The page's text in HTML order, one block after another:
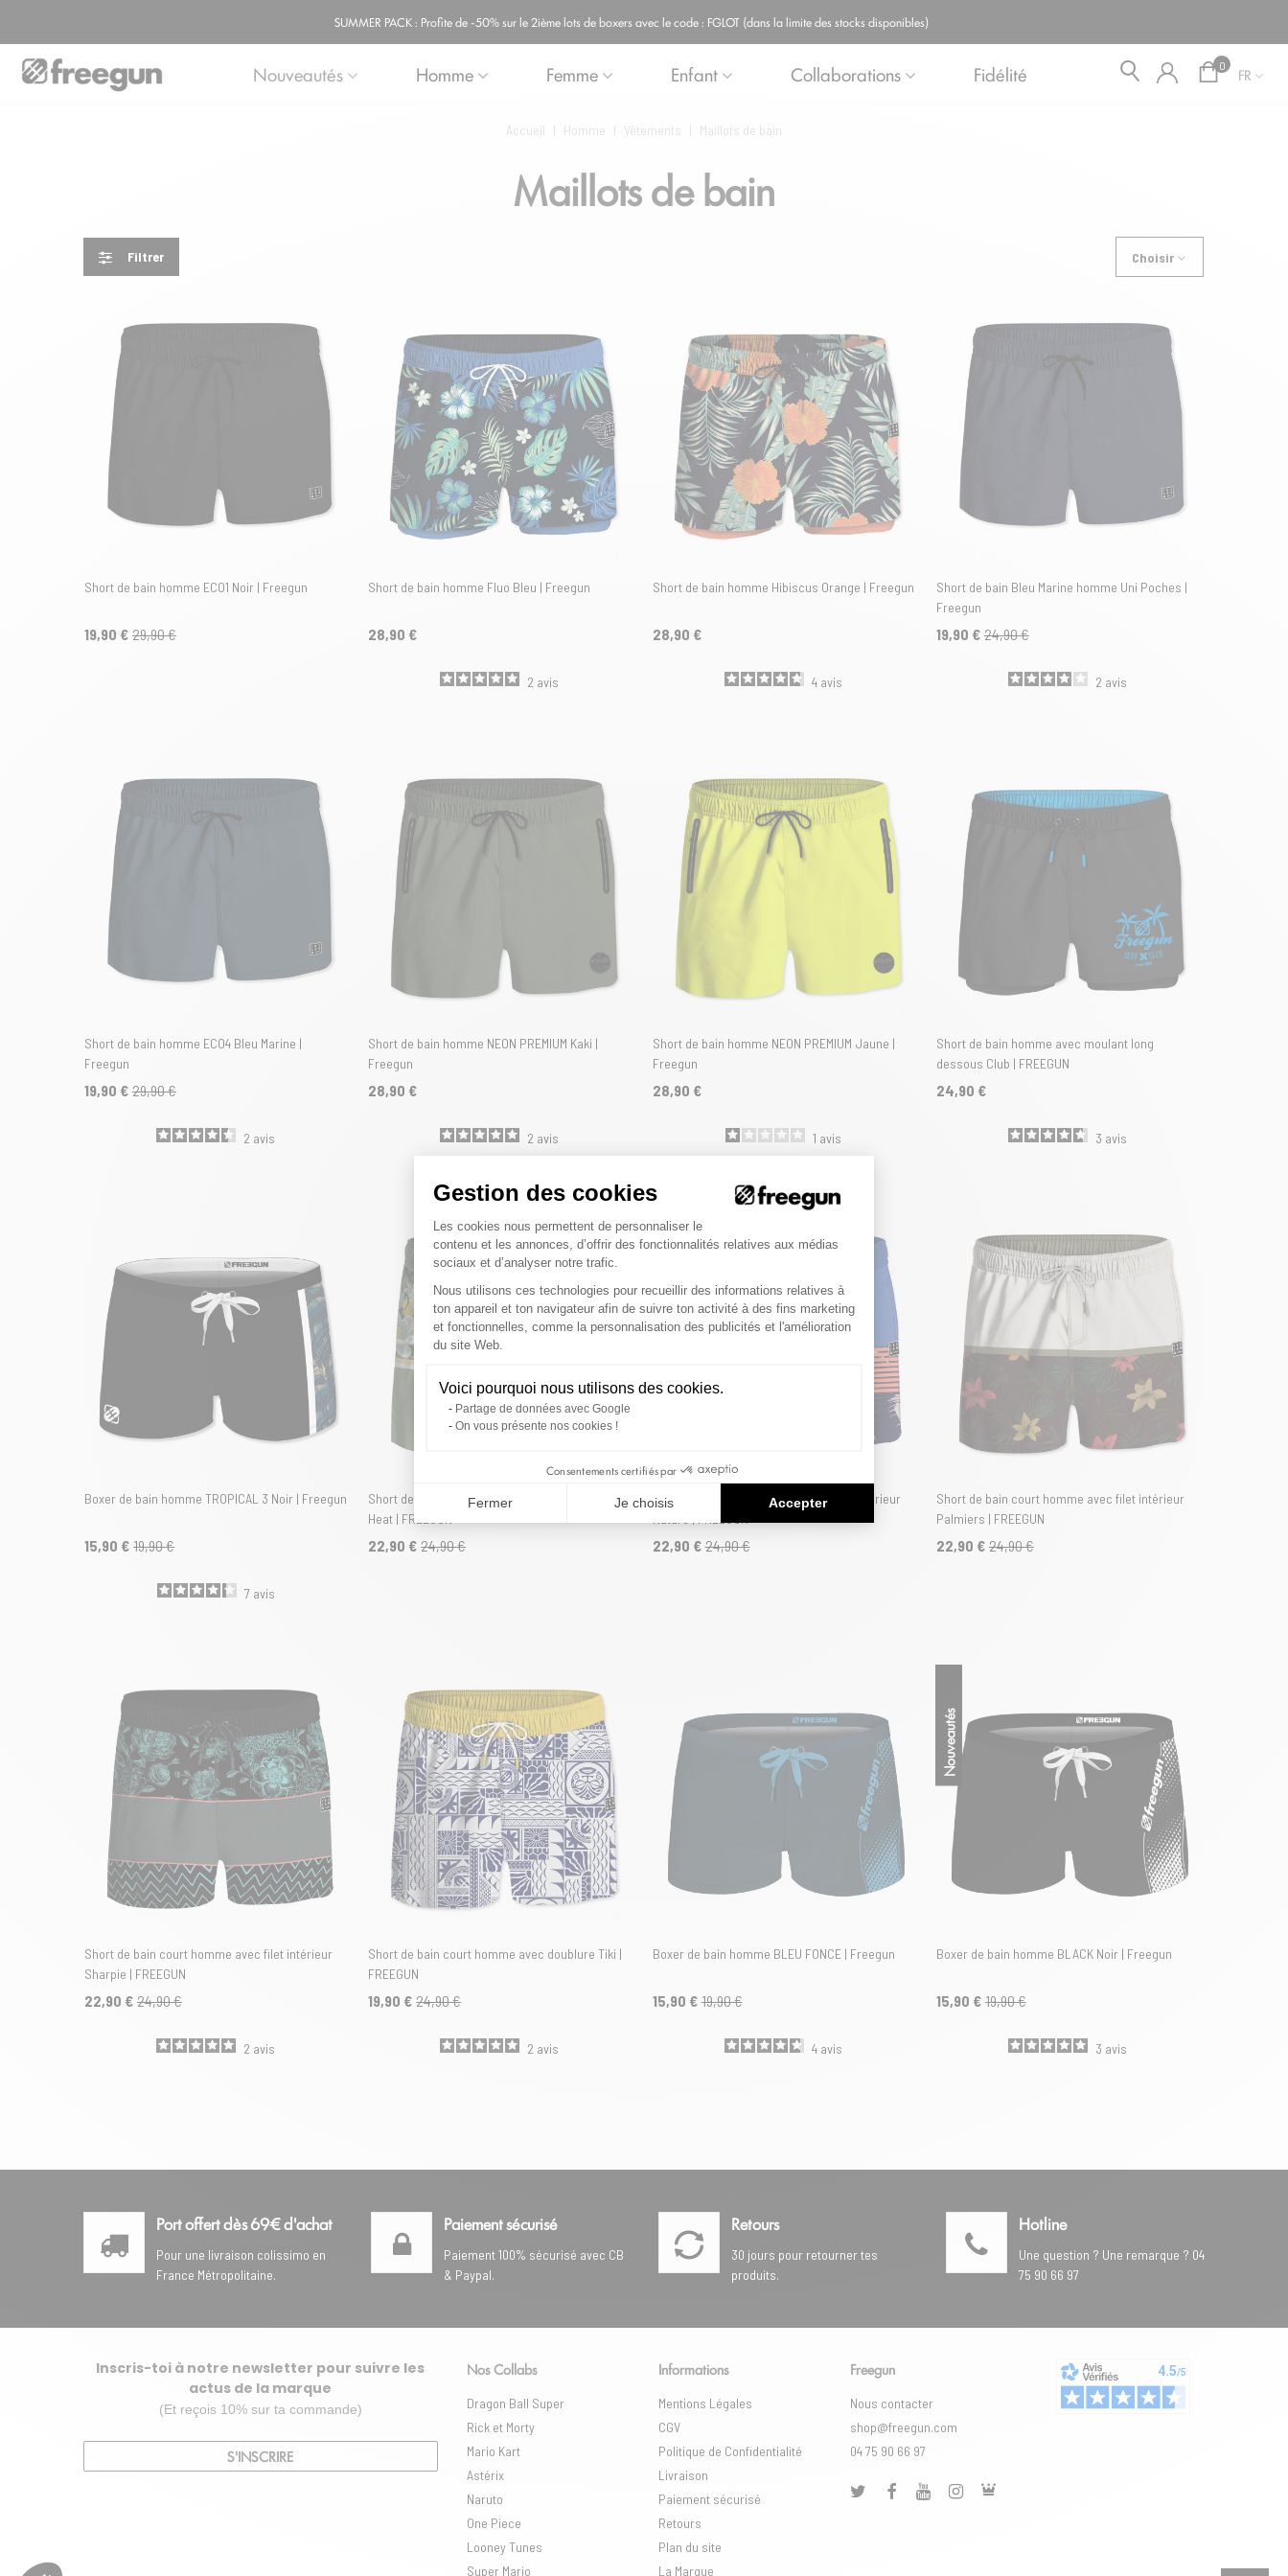
SUMMER PACK : Profite de -50% sur le 2ième lots de boxers avec le code : FGLOT (dans la limite des stocks disponibles)
Nouveautés Homme Femme Enfant Collaborations Fidélité 0 FR
Accueil | Homme | Vêtements | Maillots de bain
Maillots de bain
Filtrer Choisir
Short de bain homme ECO1 Noir | Freegun
19,90 € 29,90 €
Short de bain homme Fluo Bleu | Freegun
28,90 €
2 avis
Short de bain homme Hibiscus Orange | Freegun
28,90 €
4 avis
Short de bain Bleu Marine homme Uni Poches |
Freegun
19,90 € 24,90 €
2 avis
Short de bain homme ECO4 Bleu Marine |
Freegun
19,90 € 29,90 €
2 avis
Short de bain homme NEON PREMIUM Kaki |
Freegun
28,90 €
2 avis
Short de bain homme NEON PREMIUM Jaune |
Freegun
28,90 €
1 avis
Short de bain homme avec moulant long
dessous Club | FREEGUN
24,90 €
3 avis
Boxer de bain homme TROPICAL 3 Noir | Freegun
15,90 € 19,90 €
7 avis
Short de bain court homme avec filet intérieur
Heat | FREEGUN
22,90 € 24,90 €
Short de bain court homme avec filet intérieur
22,90 € 24,90 €
Short de bain court homme avec filet intérieur
Palmiers | FREEGUN
22,90 € 24,90 €
Short de bain court homme avec filet intérieur
Sharpie | FREEGUN
22,90 € 24,90 €
2 avis
Short de bain court homme avec doublure Tiki |
FREEGUN
19,90 € 24,90 €
2 avis
Boxer de bain homme BLEU FONCE | Freegun
15,90 € 19,90 €
4 avis
Nouveautés
Boxer de bain homme BLACK Noir | Freegun
15,90 € 19,90 €
3 avis
Port offert dès 69€ d'achat
Pour une livraison colissimo en
France Métropolitaine.
Paiement sécurisé
Paiement 100% sécurisé avec CB
& Paypal.
Retours
30 jours pour retourner tes
produits.
Hotline
Une question ? Une remarque ? 04
75 90 66 97
Inscris-toi à notre newsletter pour suivre les
actus de la marque
(Et reçois 10% sur ta commande)
S'INSCRIRE
Nos Collabs
Dragon Ball Super
Rick et Morty
Mario Kart
Astérix
Naruto
One Piece
Looney Tunes
Super Mario
Informations
Mentions Légales
CGV
Politique de Confidentialité
Livraison
Paiement sécurisé
Retours
Plan du site
La Marque
Freegun
Nous contacter
shop@freegun.com
04 75 90 66 97
Gestion des cookies
Plateforme de Gestion du Consentement : Personnalisez vos Options
Les cookies nous permettent de personnaliser le
contenu et les annonces, d’offrir des fonctionnalités relatives aux médias
sociaux et d’analyser notre trafic.
Nous utilisons ces technologies pour recueillir des informations relatives à
ton appareil et ton navigateur afin de suivre ton activité à des fins marketing
et fonctionnelles, comme la personnalisation des publicités et l'amélioration
du site Web.
Voici pourquoi nous utilisons des cookies.
Partage de données avec Google
On vous présente nos cookies !
Consentements certifiés par
Fermer Je choisis Accepter
Axeptio consent